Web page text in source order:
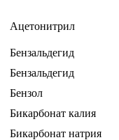
Ацетонитрил
Бензальдегид
Бензальдегид
Бензол
Бикарбонат калия
Бикарбонат натрия